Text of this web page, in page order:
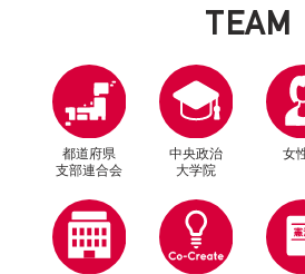
TEAM
都道府県
支部連合会
中央政治
大学院
女